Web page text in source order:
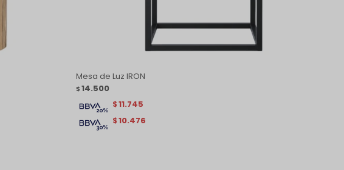
Mesa de Luz IRON
$ 14.500
$10.476
$11.745